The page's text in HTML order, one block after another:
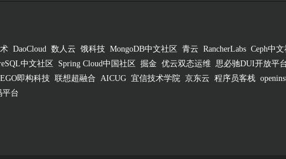
DaoCloud 数人云 饿科技 MongoDB中文社区 青云 RancherLabs Ceph中文
中文社区 Spring Cloud中国社区 掘金 优云双态运维 思必驰DUI开放平
即构科技 联想超融合 AICUG 宜信技术学院 京东云 程序员客栈
平台